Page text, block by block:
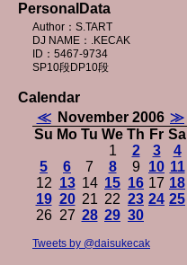
PersonalData
Author：S.TART
DJ NAME：.KECAK
ID：5467-9734
SP10段DP10段
Calendar
≪
November 2006 ≫
Su Mo Tu We Th Fr Sa
1
2 3
4
5
6 7 8 9 10 11
12 13 14 15 16 17 18
19 20 21 22 23 24 25
26 27 28 29 30
Tweets by @daisukecak